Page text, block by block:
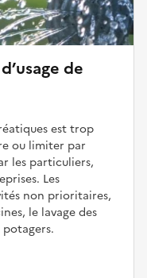
de
est trop
ou limiter par
les particuliers,
Les
non prioritaires,
le lavage des
potagers.